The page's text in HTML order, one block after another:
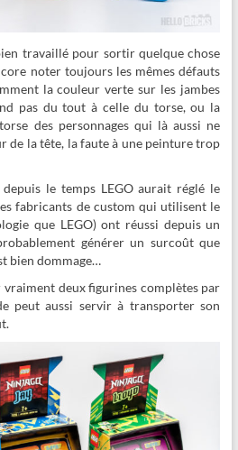
travaillé pour sortir quelque chose
noter toujours les mêmes défauts
la couleur verte sur les jambes
pas du tout à celle du torse, ou la
des personnages qui là aussi ne
de la tête, la faute à une peinture trop
le temps LEGO aurait réglé le
fabricants de custom qui utilisent le
que LEGO) ont réussi depuis un
générer un surcoût que
bien dommage…
vraiment deux figurines complètes par
peut aussi servir à transporter son